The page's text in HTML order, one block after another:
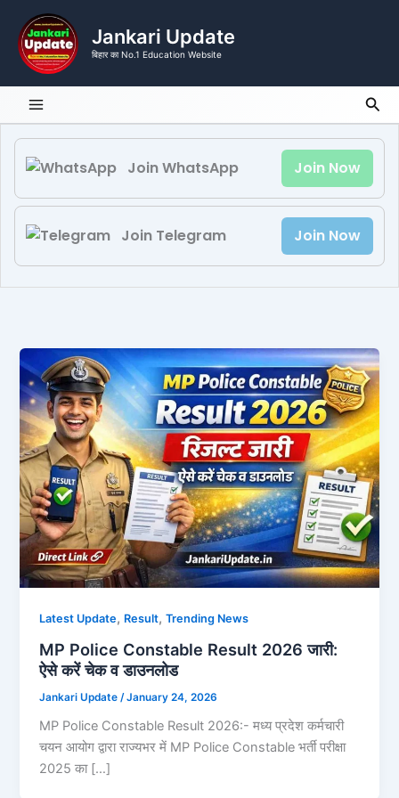
content
Jankari Update
बिहार का No.1 Education Website
Join WhatsApp Join Now
Join Telegram Join Now
Latest Update, Result,Trending News
MP Police Constable Result 2026 जारी:
ऐसे करें चेक व डाउनलोड
Jankari Update /January 24, 2026
MP Police Constable Result 2026:- मध्य प्रदेश कर्मचारी
चयन आयोग द्वारा राज्यभर में MP Police Constable भर्ती परीक्षा
2025 का […]